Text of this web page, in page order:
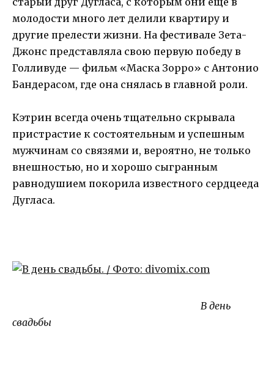
молодости много лет делили квартиру и
другие прелести жизни. На фестивале Зета-
Джонс представляла свою первую победу в
Голливуде — фильм «Маска Зорро» с Антонио
Бандерасом, где она снялась в главной роли.
Кэтрин всегда очень тщательно скрывала
пристрастие к состоятельным и успешным
мужчинам со связями и, вероятно, не только
внешностью, но и хорошо сыгранным
равнодушием покорила известного сердцееда
Дугласа.
В день
свадьбы